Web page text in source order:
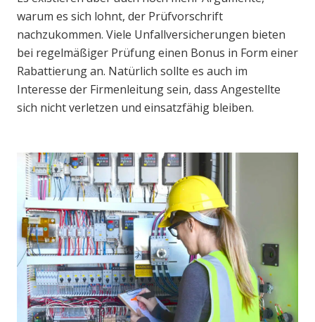
warum es sich lohnt, der Prüfvorschrift
nachzukommen. Viele Unfallversicherungen bieten
bei regelmäßiger Prüfung einen Bonus in Form einer
Rabattierung an. Natürlich sollte es auch im
Interesse der Firmenleitung sein, dass Angestellte
sich nicht verletzen und einsatzfähig bleiben.